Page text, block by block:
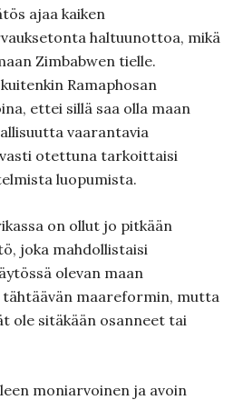
ajaa kaiken
haltuunottoa, mikä
Zimbabwen tielle.
Ramaphosan
ettei sillä saa olla maan
vaarantavia
otettuna tarkoittaisi
luopumista.
on ollut jo pitkään
joka mahdollistaisi
olevan maan
tähtäävän maareformin, mutta
ole sitäkään osanneet tai
moniarvoinen ja avoin